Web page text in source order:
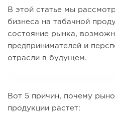
В этой статье мы
бизнеса на табачной
состояние рынка,
предпринимателей и
отрасли в будущем.
Вот 5 причин, почему
продукции растет: